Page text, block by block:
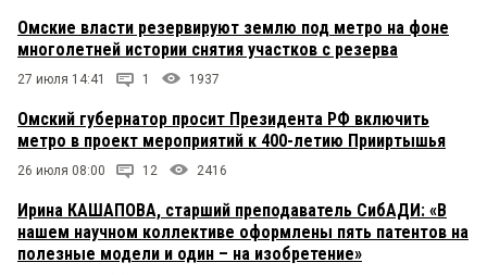
Омские власти резервируют землю под метро на фоне
многолетней истории снятия участков с резерва
27 июля 14:41 1 1937
Омский губернатор просит Президента РФ включить
метро в проект мероприятий к 400-летию Прииртышья
26 июля 08:00 12 2416
Ирина КАШАПОВА, старший преподаватель СибАДИ: «В
нашем научном коллективе оформлены пять патентов на
полезные модели и один – на изобретение»